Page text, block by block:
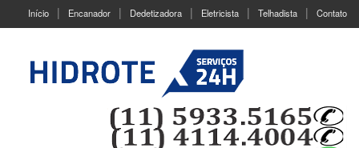
Início Encanador Dedetizadora Eletricista Telhadista Contato